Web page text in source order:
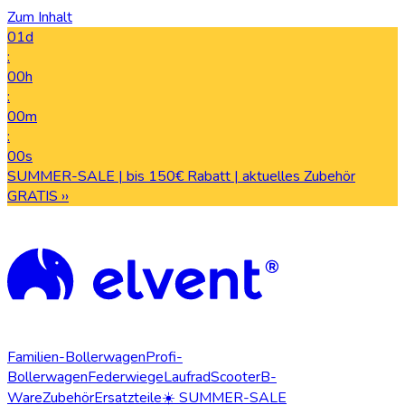
Zum Inhalt
01d
:
00h
:
00m
:
00s
SUMMER-SALE | bis 150€ Rabatt | aktuelles Zubehör
GRATIS ››
Familien-BollerwagenProfi-
BollerwagenFederwiegeLaufradScooterB-
WareZubehörErsatzteile☀️ SUMMER-SALE